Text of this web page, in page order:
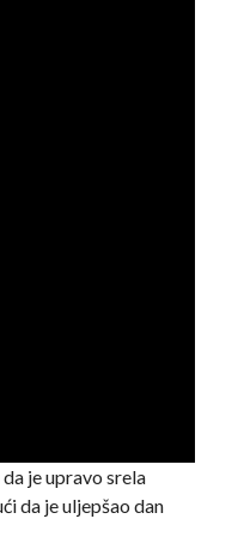
je upravo srela
da je uljepšao dan